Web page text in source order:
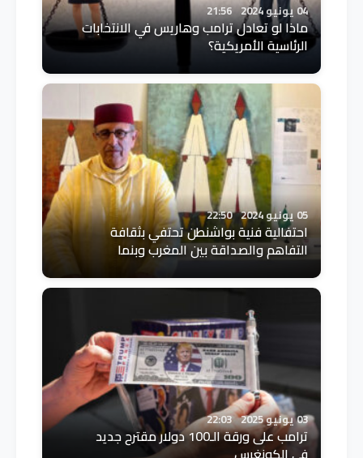
04 يونيو 2024 21:56
ماذا لو تعادل ترامب وهاريس في الانتخابات
الرئاسية الأمريكية؟
05 يونيو 2024 22:50
احتفالية فنية بواشنطن تحتفي بثقافة
التفاهم والصداقة بين المغرب وبنما
03 يونيو 2025 22:03
ترامب على ورقة الـ100 دولار مقترح جديد